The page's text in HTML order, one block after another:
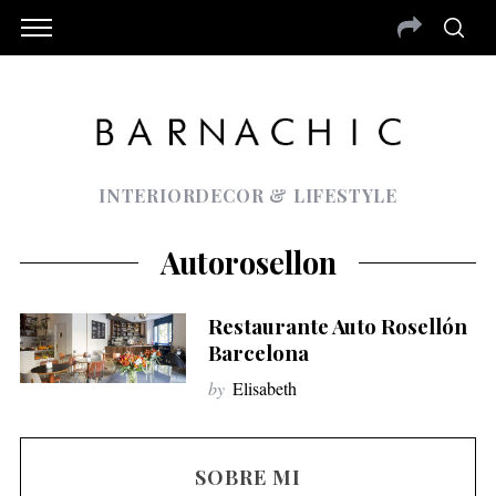
INTERIORDECOR & LIFESTYLE
Autorosellon
Restaurante Auto Rosellón
Barcelona
by Elisabeth
SOBRE MI